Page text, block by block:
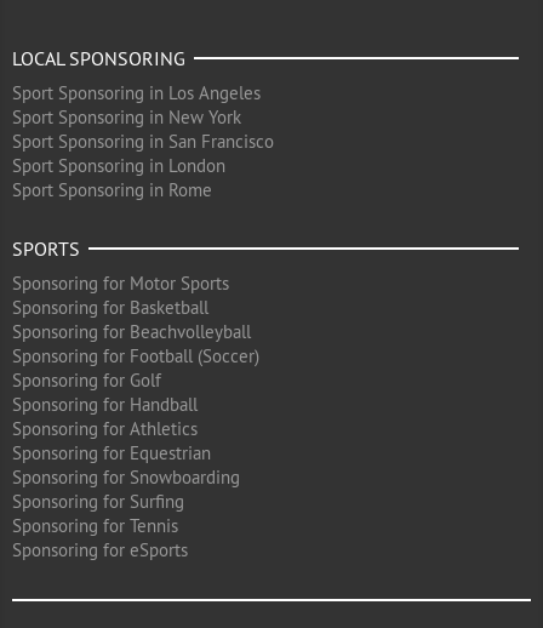
LOCAL SPONSORING
Sport Sponsoring in Los Angeles
Sport Sponsoring in New York
Sport Sponsoring in San Francisco
Sport Sponsoring in London
Sport Sponsoring in Rome
SPORTS
Sponsoring for Motor Sports
Sponsoring for Basketball
Sponsoring for Beachvolleyball
Sponsoring for Football (Soccer)
Sponsoring for Golf
Sponsoring for Handball
Sponsoring for Athletics
Sponsoring for Equestrian
Sponsoring for Snowboarding
Sponsoring for Surfing
Sponsoring for Tennis
Sponsoring for eSports